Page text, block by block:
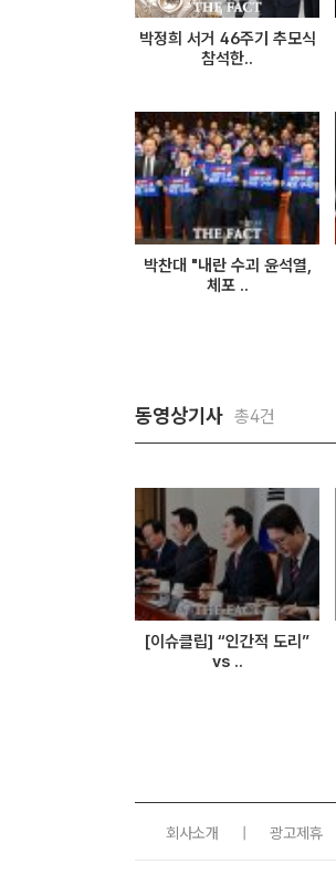
박정희 서거 46주기 추모식
참석한..
박찬대 "내란 수괴 윤석열,
체포 ..
동영상기사 총4건
[이슈클립] “인간적 도리”
vs ..
회사소개 광고제휴